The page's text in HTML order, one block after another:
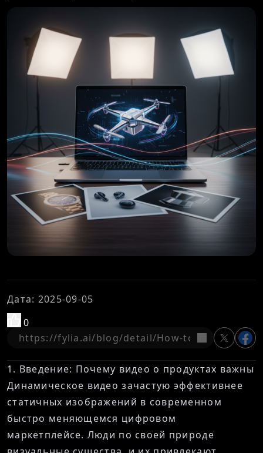
Дата: 2025-09-05
0
1. Введение: Почему видео о продуктах важны
Динамическое видео зачастую эффективнее
статичных изображений в современном
быстро меняющемся цифровом
маркетплейсе. Люди по своей природе